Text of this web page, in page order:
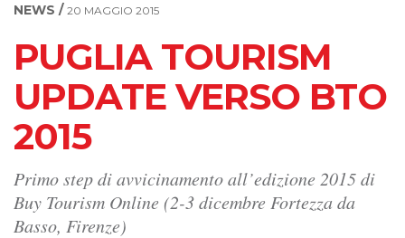
NEWS / 20 MAGGIO 2015
PUGLIA TOURISM
UPDATE VERSO BTO
2015
Primo step di avvicinamento all’edizione 2015 di
Buy Tourism Online (2-3 dicembre Fortezza da
Basso, Firenze)